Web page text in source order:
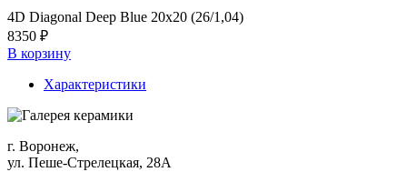
4D Diagonal Deep Blue 20х20 (26/1,04)
8350 ₽
В корзину
Характеристики
г. Воронеж,
ул. Пеше-Cтрелецкая, 28А